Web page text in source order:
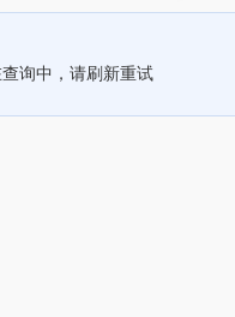
询中，请刷新重试